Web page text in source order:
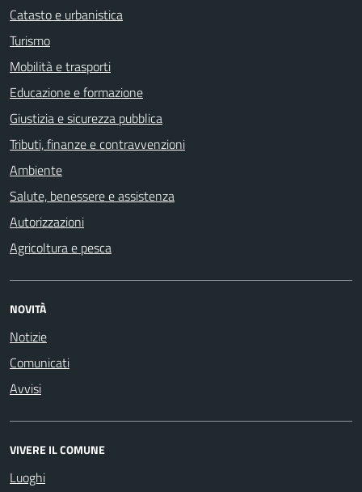
Catasto e urbanistica
Turismo
Mobilità e trasporti
Educazione e formazione
Giustizia e sicurezza pubblica
Tributi, finanze e contravvenzioni
Ambiente
Salute, benessere e assistenza
Autorizzazioni
Agricoltura e pesca
NOVITÀ
Notizie
Comunicati
Avvisi
VIVERE IL COMUNE
Luoghi